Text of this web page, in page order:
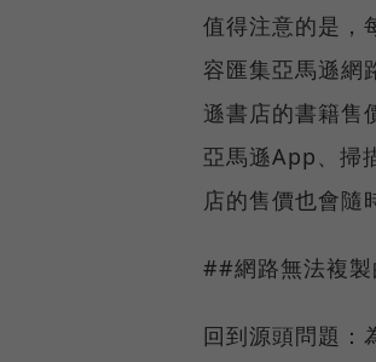
值得注意的是，
容匯集亞馬遜網
遜書店的書籍售
亞馬遜App、掃
店的售價也會隨
##網路無法複
回到源頭問題：